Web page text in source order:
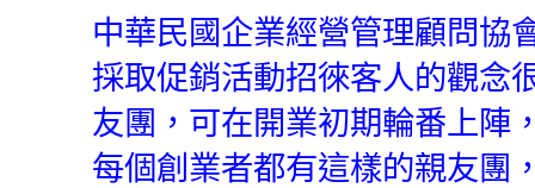
中華民國企業經營管理顧問協
採取促銷活動招徠客人的觀念
友團，可在開業初期輪番上陣
每個創業者都有這樣的親友團